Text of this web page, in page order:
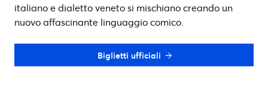
italiano e dialetto veneto si mischiano creando un
nuovo affascinante linguaggio comico.
Biglietti ufficiali